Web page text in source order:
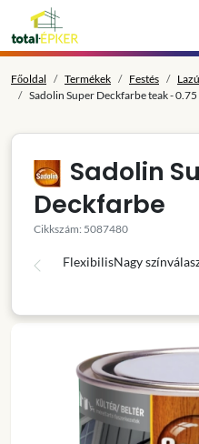
Főoldal Termékek Festés
Sadolin Super Deckfarbe teak - 0.75
Sadolin
Deckfarbe
Cikkszám: 5087480
FlexibilisNagy